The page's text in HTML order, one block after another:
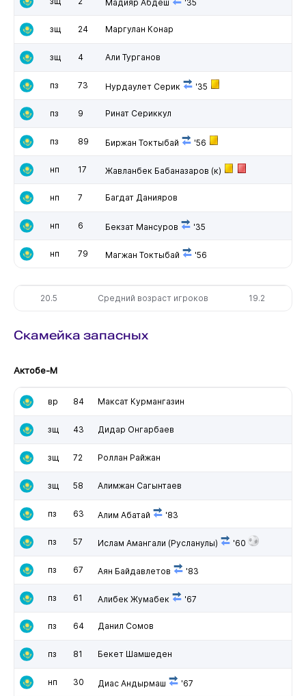
Мадияр Абдеш '35
зщ 24 Маргулан Конар
зщ 4 Али Турганов
пз 73 Нурдаулет Серик '35
пз 9 Ринат Сериккул
пз 89 Биржан Токтыбай '56
нп 17 Жавланбек Бабаназаров (к)
нп 7 Багдат Данияров
нп 6 Бекзат Мансуров '35
нп 79 Магжан Токтыбай '56
20.5 Средний возраст игроков 19.2
Скамейка запасных
Актобе-М
вр 84 Максат Курмангазин
зщ 43 Дидар Онгарбаев
зщ 72 Роллан Райжан
зщ 58 Алимжан Сагынтаев
пз 63 Алим Абатай '83
пз 57 Ислам Амангали (Русланулы) '60
пз 67 Аян Байдавлетов '83
пз 61 Алибек Жумабек '67
пз 64 Данил Сомов
пз 81 Бекет Шамшеден
нп 30 Диас Андырмаш '67